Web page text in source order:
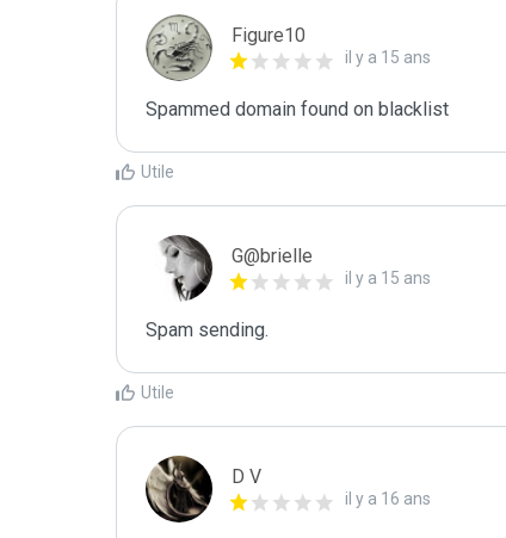
Figure10
il y a 15 ans
Spammed domain found on blacklist
Utile
G@brielle
il y a 15 ans
Spam sending.
Utile
D V
il y a 16 ans